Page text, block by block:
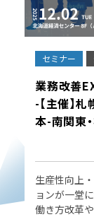
セミナー
業務改善
-【主催】
本-南関東
生産性向上
ョンが一堂
働き方改革